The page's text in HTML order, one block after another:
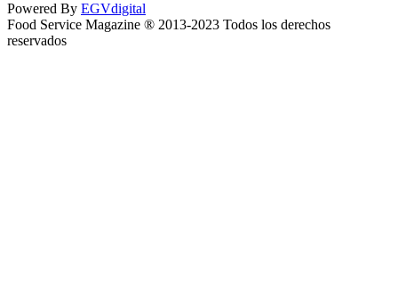
Powered By EGVdigital
Food Service Magazine ® 2013-2023 Todos los derechos
reservados